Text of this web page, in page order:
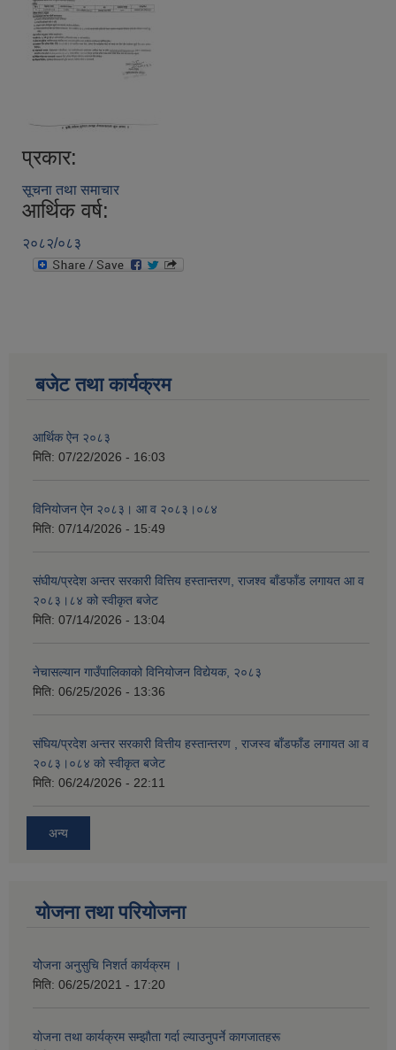
प्रकार:
सूचना तथा समाचार
आर्थिक वर्ष:
२०८२/०८३
बजेट तथा कार्यक्रम
आर्थिक ऐन २०८३
मिति: 07/22/2026 - 16:03
विनियोजन ऐन २०८३। आ व २०८३।०८४
मिति: 07/14/2026 - 15:49
संघीय/प्रदेश अन्तर सरकारी वित्तिय हस्तान्तरण, राजश्व बाँडफाँड लगायत आ व
२०८३।८४ को स्वीकृत बजेट
मिति: 07/14/2026 - 13:04
नेचासल्यान गाउँपालिकाको विनियोजन विद्येयक, २०८३
मिति: 06/25/2026 - 13:36
संघिय/प्रदेश अन्तर सरकारी वित्तीय हस्तान्तरण , राजस्व बाँडफाँड लगायत आ व
२०८३।०८४ को स्वीकृत बजेट
मिति: 06/24/2026 - 22:11
अन्य
योजना तथा परियोजना
योेजना अनुसुचि निशर्त कार्यक्रम ।
मिति: 06/25/2021 - 17:20
याेजना तथा कार्यक्रम सम्झाैता गर्दा ल्याउनुपर्ने कागजातहरू